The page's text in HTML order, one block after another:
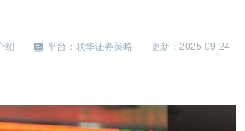
绍 平台：联华证券策略
更新：2025-09-24